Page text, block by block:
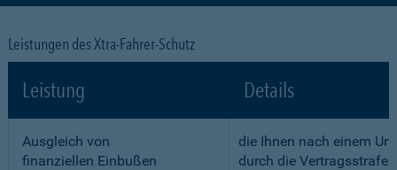
Leistungen des Xtra-Fahrer-Schutz
Leistung Details
Ausgleich von
finanziellen Einbußen
die Ihnen nach einem
durch die Vertragsstrafe